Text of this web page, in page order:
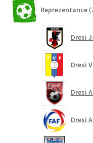
Reprezentance
Dresi
Dresi
Dresi
Dresi